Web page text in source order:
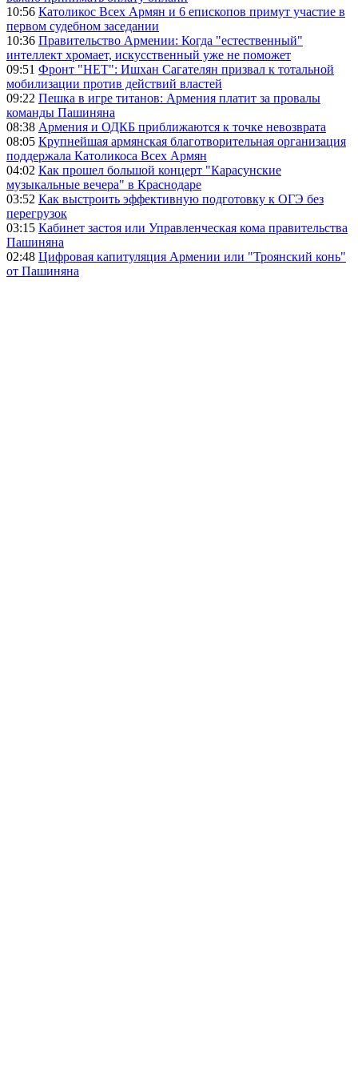
10:56 Католикос Всех Армян и 6 епископов примут участие в
первом судебном заседании
10:36 Правительство Армении: Когда "естественный"
интеллект хромает, искусственный уже не поможет
09:51 Фронт "НЕТ": Ишхан Сагателян призвал к тотальной
мобилизации против действий властей
09:22 Пешка в игре титанов: Армения платит за провалы
команды Пашиняна
08:38 Армения и ОДКБ приближаются к точке невозврата
08:05 Крупнейшая армянская благотворительная организация
поддержала Католикоса Всех Армян
04:02 Как прошел большой концерт "Карасунские
музыкальные вечера" в Краснодаре
03:52 Как выстроить эффективную подготовку к ОГЭ без
перегрузок
03:15 Кабинет застоя или Управленческая кома правительства
Пашиняна
02:48 Цифровая капитуляция Армении или "Троянский конь"
от Пашиняна